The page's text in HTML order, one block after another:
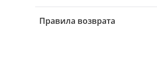
Правила возврата